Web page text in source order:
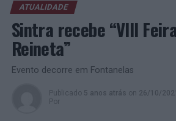
ATUALIDADE
Sintra recebe “VIII
Reineta”
Evento decorre em Fontanelas
Publicado 5 anos atrás on 26/10/2021
Por